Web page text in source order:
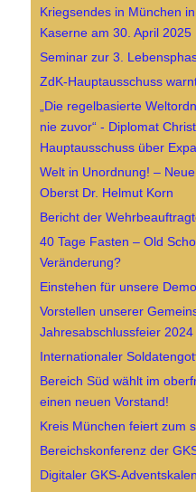
Kriegsendes in München
Kaserne am 30. April 2025
Seminar zur 3.
ZdK-Hauptausschuss
„Die regelbasierte
nie zuvor“ - Diplomat
Hauptausschuss über
Welt in Unordnung! –
Oberst Dr. Helmut Korn
Bericht der
40 Tage Fasten – Old
Veränderung?
Einstehen für unsere
Vorstellen unserer
Jahresabschlussfeier
Internationaler
Bereich Süd wählt im
einen neuen Vorstand!
Kreis München feiert zum
Bereichskonferenz der
Digitaler GKS-